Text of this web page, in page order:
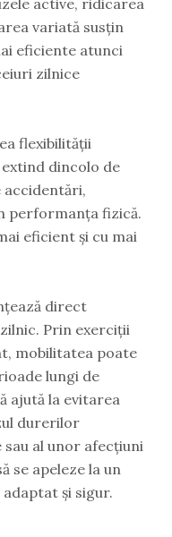
variată susțin
eficiente atunci
zilnice
flexibilității
dincolo de
accidentări,
performanța fizică.
eficient și cu mai
direct
Prin exerciții
mobilitatea poate
lungi de
ajută la evitarea
durerilor
al unor afecțiuni
se apeleze la un
și sigur.